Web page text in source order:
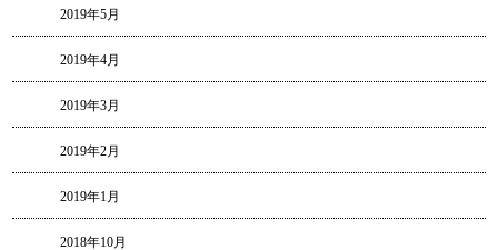
2019年5月
2019年4月
2019年3月
2019年2月
2019年1月
2018年10月